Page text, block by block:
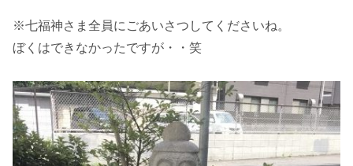
※七福神さま全員にごあいさつしてくださいね。
ぼくはできなかったですが・・笑